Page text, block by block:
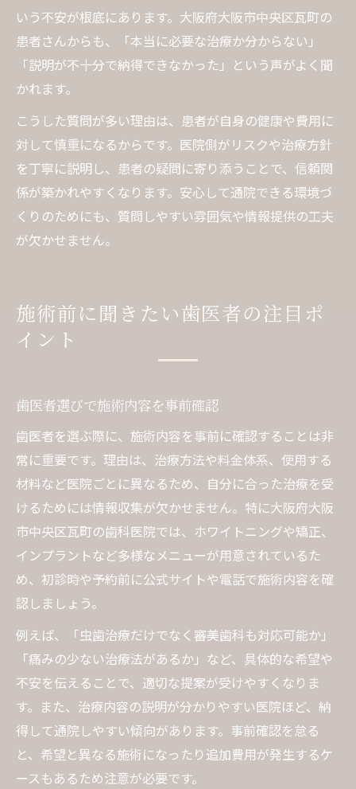
いう不安が根底にあります。大阪府大阪市中央区瓦町の
患者さんからも、「本当に必要な治療か分からない」
「説明が不十分で納得できなかった」という声がよく聞
かれます。
こうした質問が多い理由は、患者が自身の健康や費用に
対して慎重になるからです。医院側がリスクや治療方針
を丁寧に説明し、患者の疑問に寄り添うことで、信頼関
係が築かれやすくなります。安心して通院できる環境づ
くりのためにも、質問しやすい雰囲気や情報提供の工夫
が欠かせません。
施術前に聞きたい歯医者の注目ポ
イント
歯医者選びで施術内容を事前確認
歯医者を選ぶ際に、施術内容を事前に確認することは非
常に重要です。理由は、治療方法や料金体系、使用する
材料など医院ごとに異なるため、自分に合った治療を受
けるためには情報収集が欠かせません。特に大阪府大阪
市中央区瓦町の歯科医院では、ホワイトニングや矯正、
インプラントなど多様なメニューが用意されているた
め、初診時や予約前に公式サイトや電話で施術内容を確
認しましょう。
例えば、「虫歯治療だけでなく審美歯科も対応可能か」
「痛みの少ない治療法があるか」など、具体的な希望や
不安を伝えることで、適切な提案が受けやすくなりま
す。また、治療内容の説明が分かりやすい医院ほど、納
得して通院しやすい傾向があります。事前確認を怠る
と、希望と異なる施術になったり追加費用が発生するケ
ースもあるため注意が必要です。